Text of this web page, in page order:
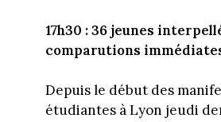
17h30 : 36 jeunes
comparutions
Depuis le début des
étudiantes à Lyon jeudi